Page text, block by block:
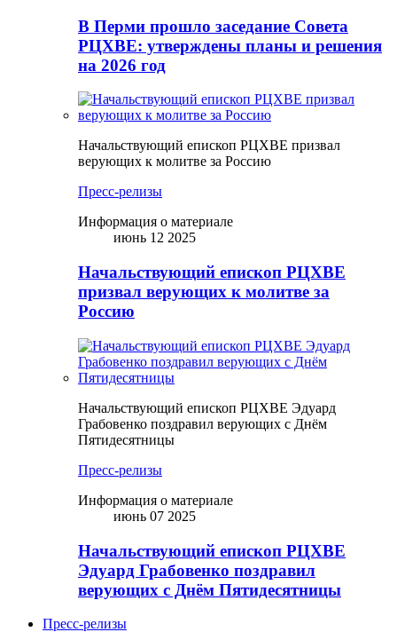
В Перми прошло заседание Совета
РЦХВЕ: утверждены планы и решения
на 2026 год
Начальствующий епископ РЦХВЕ призвал
верующих к молитве за Россию
Пресс-релизы
Информация о материале
июнь 12 2025
Начальствующий епископ РЦХВЕ
призвал верующих к молитве за
Россию
Начальствующий епископ РЦХВЕ Эдуард
Грабовенко поздравил верующих с Днём
Пятидесятницы
Пресс-релизы
Информация о материале
июнь 07 2025
Начальствующий епископ РЦХВЕ
Эдуард Грабовенко поздравил
верующих с Днём Пятидесятницы
Пресс-релизы